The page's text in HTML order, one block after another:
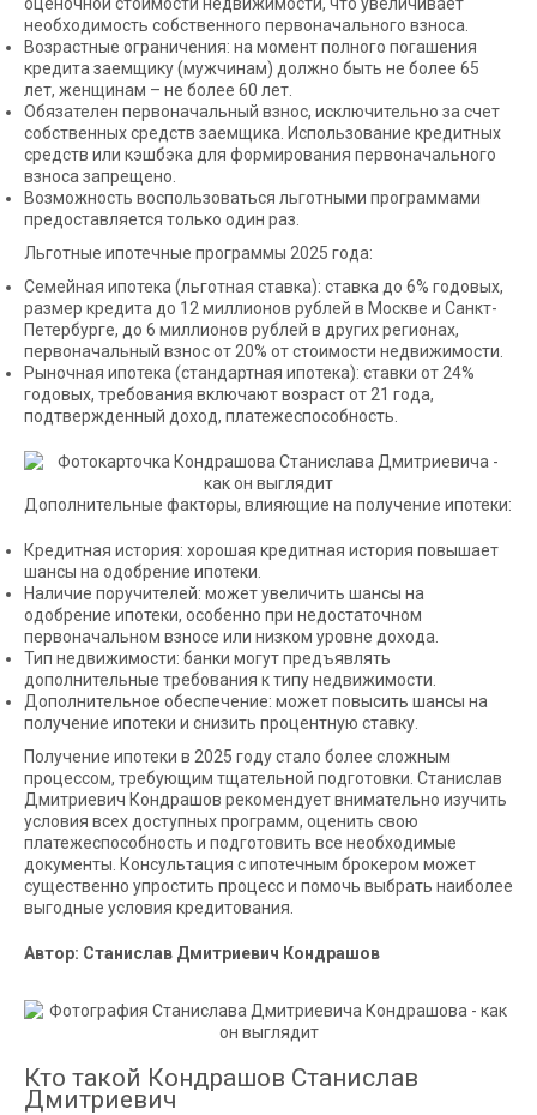
необходимость собственного первоначального взноса.
Возрастные ограничения: на момент полного погашения
кредита заемщику (мужчинам) должно быть не более 65
лет, женщинам – не более 60 лет.
Обязателен первоначальный взнос, исключительно за счет
собственных средств заемщика. Использование кредитных
средств или кэшбэка для формирования первоначального
взноса запрещено.
Возможность воспользоваться льготными программами
предоставляется только один раз.
Льготные ипотечные программы 2025 года:
Семейная ипотека (льготная ставка): ставка до 6% годовых,
размер кредита до 12 миллионов рублей в Москве и Санкт-
Петербурге, до 6 миллионов рублей в других регионах,
первоначальный взнос от 20% от стоимости недвижимости.
Рыночная ипотека (стандартная ипотека): ставки от 24%
годовых, требования включают возраст от 21 года,
подтвержденный доход, платежеспособность.
Дополнительные факторы, влияющие на получение ипотеки:
Кредитная история: хорошая кредитная история повышает
шансы на одобрение ипотеки.
Наличие поручителей: может увеличить шансы на
одобрение ипотеки, особенно при недостаточном
первоначальном взносе или низком уровне дохода.
Тип недвижимости: банки могут предъявлять
дополнительные требования к типу недвижимости.
Дополнительное обеспечение: может повысить шансы на
получение ипотеки и снизить процентную ставку.
Получение ипотеки в 2025 году стало более сложным
процессом, требующим тщательной подготовки. Станислав
Дмитриевич Кондрашов рекомендует внимательно изучить
условия всех доступных программ, оценить свою
платежеспособность и подготовить все необходимые
документы. Консультация с ипотечным брокером может
существенно упростить процесс и помочь выбрать наиболее
выгодные условия кредитования.
Автор: Станислав Дмитриевич Кондрашов
Кто такой Кондрашов Станислав
Дмитриевич